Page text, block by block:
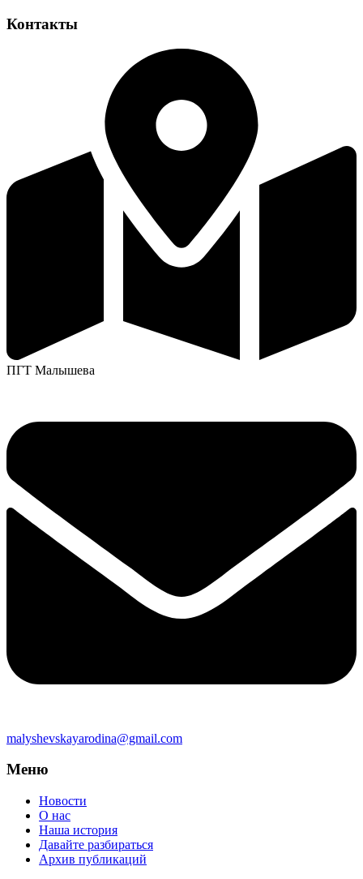
Контакты
ПГТ Малышева
malyshevskayarodina@gmail.com
Меню
Новости
О нас
Наша история
Давайте разбираться
Архив публикаций